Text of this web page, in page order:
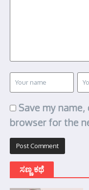
Save my
browser for the
ಸಣ್ಣ ಕಥೆ